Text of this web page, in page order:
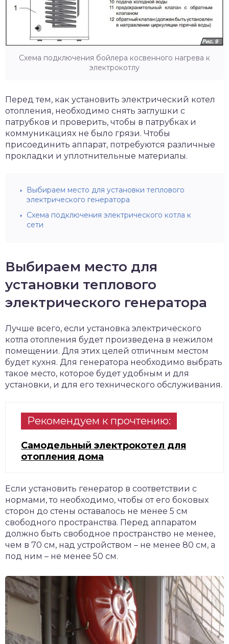
Схема подключения бойлера косвенного нагрева к
электрокотлу
Перед тем, как установить электрический котел
отопления, необходимо снять заглушки с
патрубков и проверить, чтобы в патрубках и
коммуникациях не было грязи. Чтобы
присоединить аппарат, потребуются различные
прокладки и уплотнительные материалы.
Выбираем место для установки теплового
электрического генератора
Схема подключения электрического котла к
сети
Выбираем место для
установки теплового
электрического генератора
Лучше всего, если установка электрического
котла отопления будет произведена в нежилом
помещении. Для этих целей отличным местом
будет кухня. Для генератора необходимо выбрать
такое место, которое будет удобным и для
установки, и для его технического обслуживания.
Рекомендуем к прочтению:
Самодельный электрокотел для
отопления дома
Если установить генератор в соответствии с
нормами, то необходимо, чтобы от его боковых
сторон до стены оставалось не менее 5 см
свободного пространства. Перед аппаратом
должно быть свободное пространство не менее,
чем в 70 см, над устройством – не менее 80 см, а
под ним – не менее 50 см.